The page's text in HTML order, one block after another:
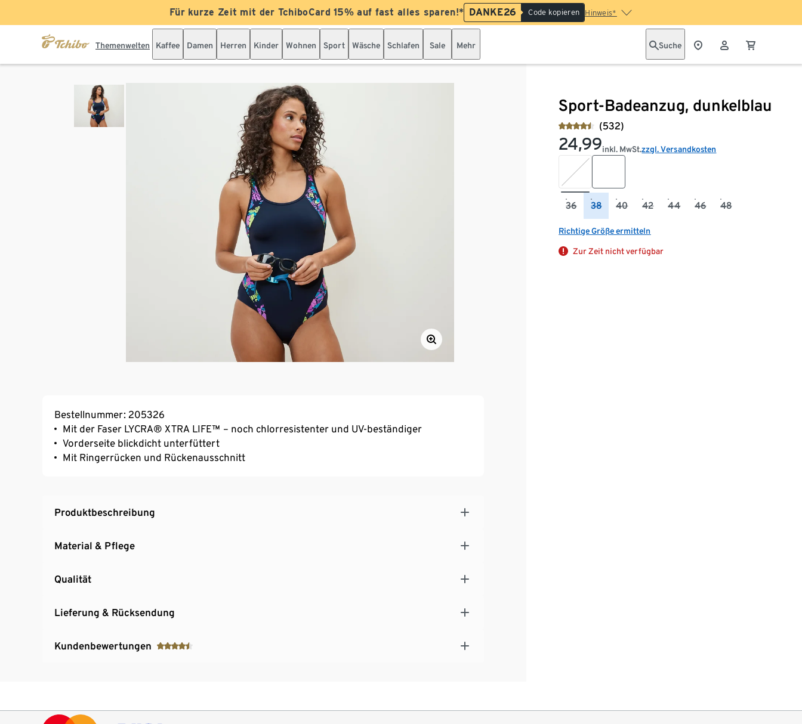
Für kurze Zeit mit der TchiboCard 15% auf fast alles sparen!* DANKE26 Code kopieren Hinweis*
Themenwelten Kaffee Damen Herren Kinder Wohnen Sport Wäsche Schlafen Sale Mehr Suche
Sport-Badeanzug, dunkelblau
(532)
24,99inkl. MwSt.zzgl. Versandkosten
36 38 40 42 44 46 48
Richtige Größe ermitteln
Zur Zeit nicht verfügbar
Bestellnummer: 205326
Mit der Faser LYCRA® XTRA LIFE™ – noch chlorresistenter und UV-beständiger
Vorderseite blickdicht unterfüttert
Mit Ringerrücken und Rückenausschnitt
Produktbeschreibung
Material & Pflege
Qualität
Lieferung & Rücksendung
Kundenbewertungen